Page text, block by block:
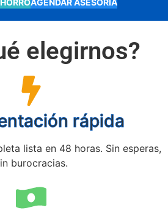
AGENDAR ASESORÍA
elegirnos?
rápida
lista en 48 horas. Sin esperas,
burocracias.